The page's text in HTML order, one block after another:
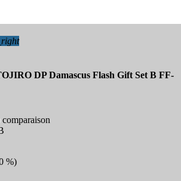
DP Damascus Flash Gift Set B FF-
%)